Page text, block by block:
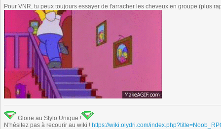
Pour VNR, tu peux toujours essayer de t'arracher les cheveux en groupe (plus
Gloire au Stylo Unique !
N'hésitez pas à recourir au wiki ! https://wiki.olydri.com/